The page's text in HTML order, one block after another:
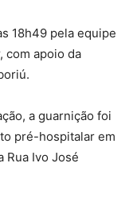
18h49 pela equipe
com apoio da
a guarnição foi
pré-hospitalar em
Rua Ivo José